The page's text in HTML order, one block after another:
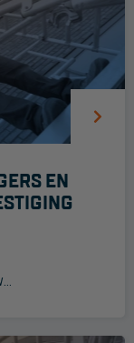
EN